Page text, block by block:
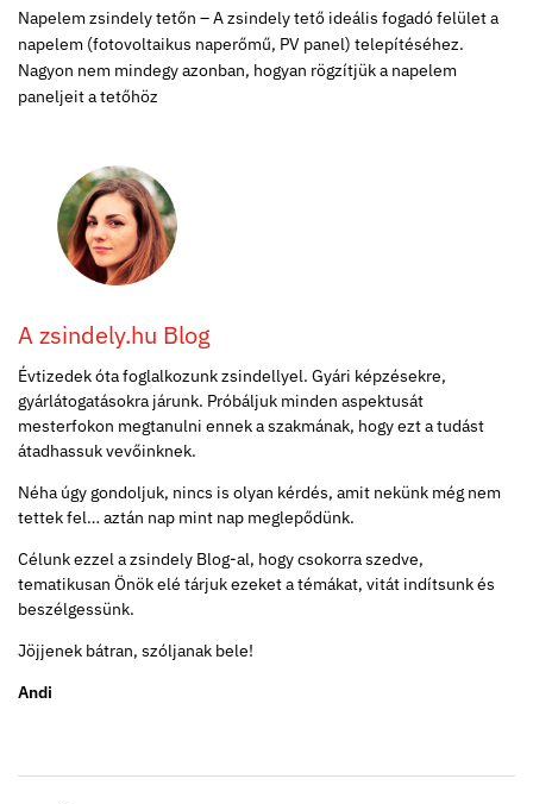
Napelem zsindely tetőn – A zsindely tető ideális fogadó felület a
napelem (fotovoltaikus naperőmű, PV panel) telepítéséhez.
Nagyon nem mindegy azonban, hogyan rögzítjük a napelem
paneljeit a tetőhöz
A zsindely.hu Blog
Évtizedek óta foglalkozunk zsindellyel. Gyári képzésekre,
gyárlátogatásokra járunk. Próbáljuk minden aspektusát
mesterfokon megtanulni ennek a szakmának, hogy ezt a tudást
átadhassuk vevőinknek.
Néha úgy gondoljuk, nincs is olyan kérdés, amit nekünk még nem
tettek fel… aztán nap mint nap meglepődünk.
Célunk ezzel a zsindely Blog-al, hogy csokorra szedve,
tematikusan Önök elé tárjuk ezeket a témákat, vitát indítsunk és
beszélgessünk.
Jöjjenek bátran, szóljanak bele!
Andi